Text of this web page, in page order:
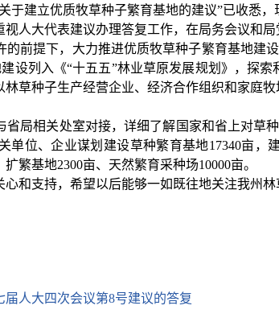
于建立优质牧草种子繁育基地的建议”已收悉，
视人大代表建议办理答复工作，在局务会议和
前提下，大力推进优质牧草种子繁育基地建
设列入《“十五五”林业草原发展规划》，探
林草种子生产经营企业、经济合作组织和家庭
省局相关处室对接，详细了解国家和省上对草
单位、企业谋划建设草种繁育基地17340亩，
繁基地2300亩、天然繁育采种场10000亩。
和支持，希望以后能够一如既往地关注我州林
人大四次会议第8号建议的答复